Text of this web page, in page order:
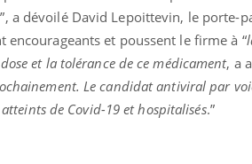
”, a dévoilé David Lepoittevin, le porte-
et poussent le firme à “
et la tolérance de ce médicament, a
Le candidat antiviral par
de Covid-19 et hospitalisés.”